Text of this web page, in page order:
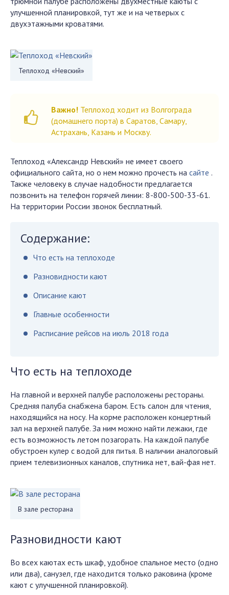
улучшенной планировкой, тут же и на четверых с
двухэтажными кроватями.
Теплоход «Невский»
Важно! Теплоход ходит из Волгограда
(домашнего порта) в Саратов, Самару,
Астрахань, Казань и Москву.
Теплоход «Александр Невский» не имеет своего
официального сайта, но о нем можно прочесть на сайте .
Также человеку в случае надобности предлагается
позвонить на телефон горячей линии: 8-800-500-33-61.
На территории России звонок бесплатный.
Содержание:
Что есть на теплоходе
Разновидности кают
Описание кают
Главные особенности
Расписание рейсов на июль 2018 года
Что есть на теплоходе
На главной и верхней палубе расположены рестораны.
Средняя палуба снабжена баром. Есть салон для чтения,
находящийся на носу. На корме расположен концертный
зал на верхней палубе. За ним можно найти лежаки, где
есть возможность летом позагорать. На каждой палубе
обустроен кулер с водой для питья. В наличии аналоговый
прием телевизионных каналов, спутника нет, вай-фая нет.
В зале ресторана
Разновидности кают
Во всех каютах есть шкаф, удобное спальное место (одно
или два), санузел, где находится только раковина (кроме
кают с улучшенной планировкой).